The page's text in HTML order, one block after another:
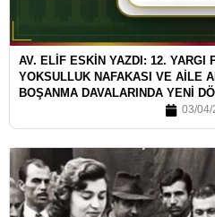
AV. ELİF ESKİN YAZDI: 12. YARGI
YOKSULLUK NAFAKASI VE AİLE
BOŞANMA DAVALARINDA YENİ
03/04/